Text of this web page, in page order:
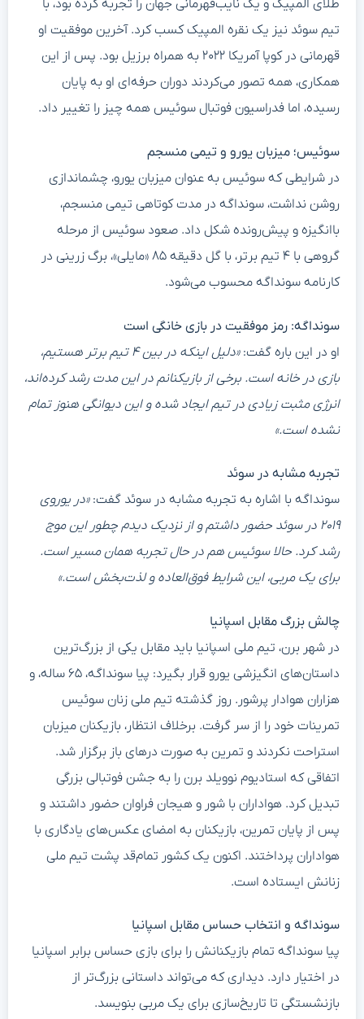
طلای المپیک و یک نایب‌قهرمانی جهان را تجربه کرده بود، با
تیم سوئد نیز یک نقره المپیک کسب کرد. آخرین موفقیت او
قهرمانی در کوپا آمریکا ۲۰۲۲ به همراه برزیل بود. پس از این
همکاری، همه تصور می‌کردند دوران حرفه‌ای او به پایان
رسیده، اما فدراسیون فوتبال سوئیس همه چیز را تغییر داد.
سوئیس؛ میزبان یورو و تیمی منسجم
در شرایطی که سوئیس به عنوان میزبان یورو، چشماندازی
روشن نداشت، سونداگه در مدت کوتاهی تیمی منسجم،
باانگیزه و پیش‌رونده شکل داد. صعود سوئیس از مرحله
گروهی با ۴ تیم برتر، با گل دقیقه ۸۵ «مایلی»، برگ زرینی در
کارنامه سونداگه محسوب می‌شود.
سونداگه: رمز موفقیت در بازی خانگی است
او در این باره گفت:
«دلیل اینکه در بین ۴ تیم برتر هستیم،
بازی در خانه است. برخی از بازیکنانم در این مدت رشد کرده‌اند،
انرژی مثبت زیادی در تیم ایجاد شده و این دیوانگی هنوز تمام
نشده است.»
تجربه مشابه در سوئد
سونداگه با اشاره به تجربه مشابه در سوئد گفت:«در یوروی
۲۰۱۹ در سوئد حضور داشتم و از نزدیک دیدم چطور این موج
رشد کرد. حالا سوئیس هم در حال تجربه همان مسیر است.
برای یک مربی، این شرایط فوق‌العاده و لذت‌بخش است.»
چالش بزرگ مقابل اسپانیا
در شهر برن، تیم ملی اسپانیا باید مقابل یکی از بزرگ‌ترین
داستان‌های انگیزشی یورو قرار بگیرد: پیا سونداگه، ۶۵ ساله، و
هزاران هوادار پرشور. روز گذشته تیم ملی زنان سوئیس
تمرینات خود را از سر گرفت. برخلاف انتظار، بازیکنان میزبان
استراحت نکردند و تمرین به صورت درهای باز برگزار شد.
اتفاقی که استادیوم نوویلد برن را به جشن فوتبالی بزرگی
تبدیل کرد. هواداران با شور و هیجان فراوان حضور داشتند و
پس از پایان تمرین، بازیکنان به امضای عکس‌های یادگاری با
هواداران پرداختند. اکنون یک کشور تمام‌قد پشت تیم ملی
زنانش ایستاده است.
سونداگه و انتخاب حساس مقابل اسپانیا
پیا سونداگه تمام بازیکنانش را برای بازی حساس برابر اسپانیا
در اختیار دارد. دیداری که می‌تواند داستانی بزرگ‌تر از
بازنشستگی تا تاریخ‌سازی برای یک مربی بنویسد.